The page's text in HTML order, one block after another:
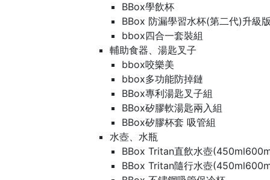
BBox學飲杯
BBox 防漏學習水杯(第二代)升級版
bbox四合一套裝組
輔助食器、湯匙叉子
bbox咬樂美
bbox多功能防掉鏈
BBox專利湯匙叉子組
BBox矽膠軟湯匙兩入組
BBox矽膠杯套 吸管組
水壺、水瓶
BBox Tritan直飲水壺
BBox Tritan隨行水壺